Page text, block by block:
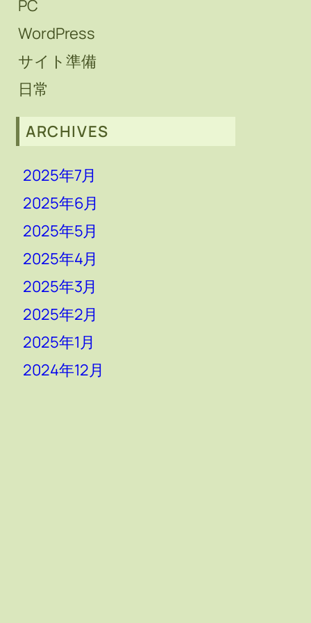
PC
WordPress
サイト準備
日常
ARCHIVES
2025年7月
2025年6月
2025年5月
2025年4月
2025年3月
2025年2月
2025年1月
2024年12月